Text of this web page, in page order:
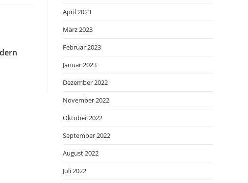
April 2023
März 2023
Februar 2023
Januar 2023
Dezember 2022
November 2022
Oktober 2022
September 2022
August 2022
Juli 2022